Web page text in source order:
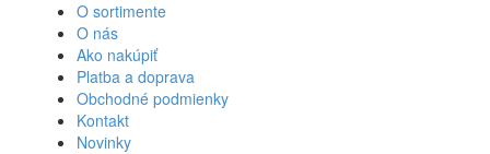
O sortimente
O nás
Ako nakúpiť
Platba a doprava
Obchodné podmienky
Kontakt
Novinky